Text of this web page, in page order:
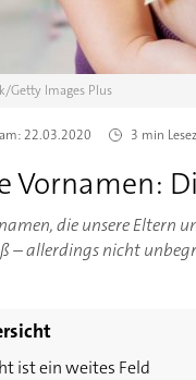
Getty Images Plus
22.03.2020 3 min
Vornamen:
die unsere Eltern
– allerdings nicht
ist ein weites Feld